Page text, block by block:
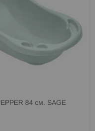
84 см. SAGE